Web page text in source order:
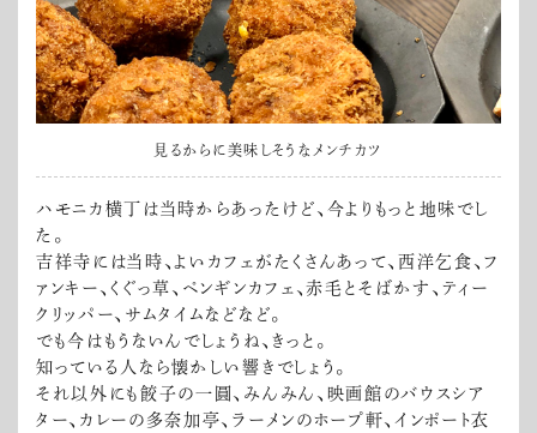
見るからに美味しそうなメンチカツ
ハモニカ横丁は当時からあったけど、今よりもっと地味でし
た。
吉祥寺には当時、よいカフェがたくさんあって、西洋乞食、フ
ァンキー、くぐっ草、ペンギンカフェ、赤毛とそばかす、ティー
クリッパー、サムタイムなどなど。
でも今はもうないんでしょうね、きっと。
知っている人なら懐かしい響きでしょう。
それ以外にも餃子の一圓、みんみん、映画館のバウスシア
ター、カレーの多奈加亭、ラーメンのホープ軒、インポート衣